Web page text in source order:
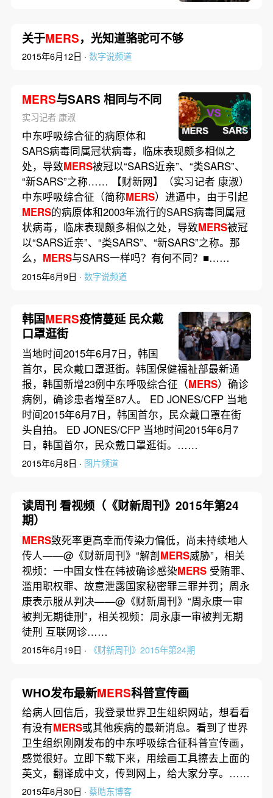
关于MERS，光知道骆驼可不够
2015年6月12日 · 数字说频道
MERS与SARS 相同与不同
实习记者 康淑
中东呼吸综合征的病原体和
SARS病毒同属冠状病毒，临床表现颇多相似之
处，导致MERS被冠以“SARS近亲”、“类SARS”、
“新SARS”之称…… 【财新网】（实习记者 康淑）
中东呼吸综合征（简称MERS）进逼中，由于引起
MERS的病原体和2003年流行的SARS病毒同属冠
状病毒，临床表现颇多相似之处，导致MERS被冠
以“SARS近亲”、“类SARS”、“新SARS”之称。那
么， MERS与SARS一样吗？有何不同？■……
2015年6月9日 · 数字说频道
韩国MERS疫情蔓延 民众戴
口罩逛街
当地时间2015年6月7日，韩国
首尔，民众戴口罩逛街。韩国保健福祉部最新通
报，韩国新增23例中东呼吸综合征（MERS）确诊
病例，确诊患者增至87人。 ED JONES/CFP 当地
时间2015年6月7日，韩国首尔，民众戴口罩在街
头自拍。 ED JONES/CFP 当地时间2015年6月7
日，韩国首尔，民众戴口罩逛街。……
2015年6月8日 · 图片频道
读周刊 看视频（《财新周刊》2015年第24
期）
MERS致死率更高幸而传染力偏低，尚未持续地人
传人——@《财新周刊》“解剖MERS威胁”，相关
视频：一中国女性在韩被确诊感染MERS受贿罪、
滥用职权罪、故意泄露国家秘密罪三罪并罚；周永
康表示服从判决——@《财新周刊》“周永康一审
被判无期徒刑”，相关视频：周永康一审被判无期
徒刑 互联网诊……
2015年6月19日 · 《财新周刊》2015年第24期
WHO发布最新MERS科普宣传画
给病人回信后，我登录世界卫生组织网站，想看看
有没有MERS或其他疾病的最新消息。看到了世界
卫生组织刚刚发布的中东呼吸综合征科普宣传画，
感觉很好。立即下载下来，用绘画工具擦去上面的
英文，翻译成中文，传到网上，给大家分享。……
2015年6月30日 · 蔡晧东博客